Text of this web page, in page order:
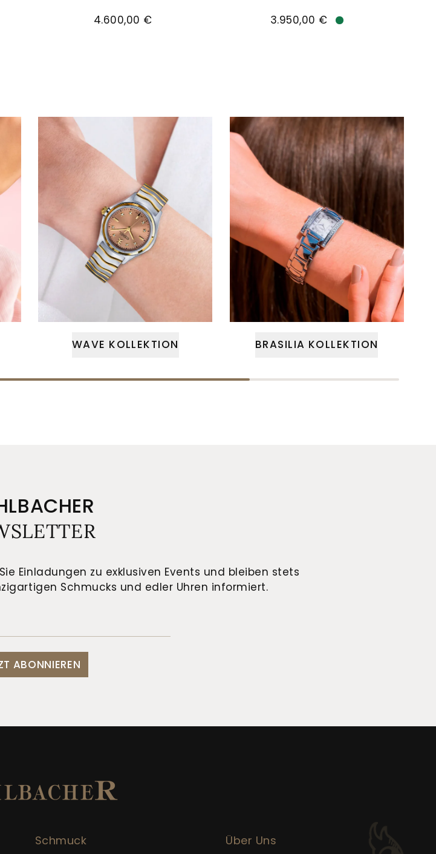
4.600,00 €
3.950,00 €
WAVE KOLLEKTION BRASILIA KOLLEKTION
Einladungen zu exklusiven Events und bleiben stets
Schmucks und edler Uhren informiert.
ABONNIEREN
Schmuck Über Uns